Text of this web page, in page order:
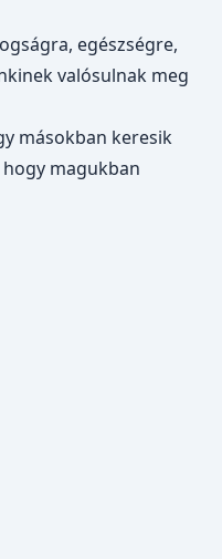
egészségre,
valósulnak meg
másokban keresik
magukban